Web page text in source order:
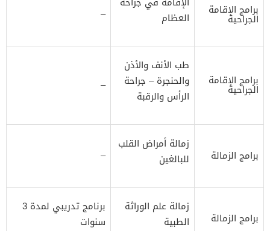
برامج الإقامة
الجراحية
العظام
–
برامج الإقامة
الجراحية
طب الأنف والأذن
والحنجرة – جراحة
الرأس والرقبة
–
برامج الزمالة
زمالة أمراض القلب
للبالغين
–
برامج الزمالة
زمالة علم الوراثة
الطبية
برنامج تدريبي لمدة 3
سنوات